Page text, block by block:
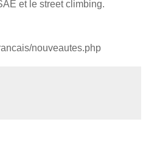
et le street climbing.
nouveautes.php